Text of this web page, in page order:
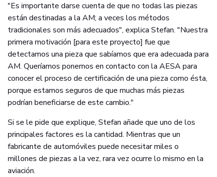
"Es importante darse cuenta de que no todas las piezas
están destinadas a la AM; a veces los métodos
tradicionales son más adecuados", explica Stefan. "Nuestra
primera motivación [para este proyecto] fue que
detectamos una pieza que sabíamos que era adecuada para
AM. Queríamos ponernos en contacto con la AESA para
conocer el proceso de certificación de una pieza como ésta,
porque estamos seguros de que muchas más piezas
podrían beneficiarse de este cambio."
Si se le pide que explique, Stefan añade que uno de los
principales factores es la cantidad. Mientras que un
fabricante de automóviles puede necesitar miles o
millones de piezas a la vez, rara vez ocurre lo mismo en la
aviación.